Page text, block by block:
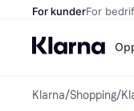
For kunderFor
Klarna/Shopping/